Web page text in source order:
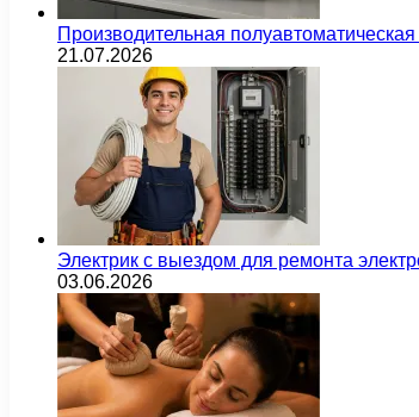
Производительная
21.07.2026
Электрик с выездом для ремонта
03.06.2026